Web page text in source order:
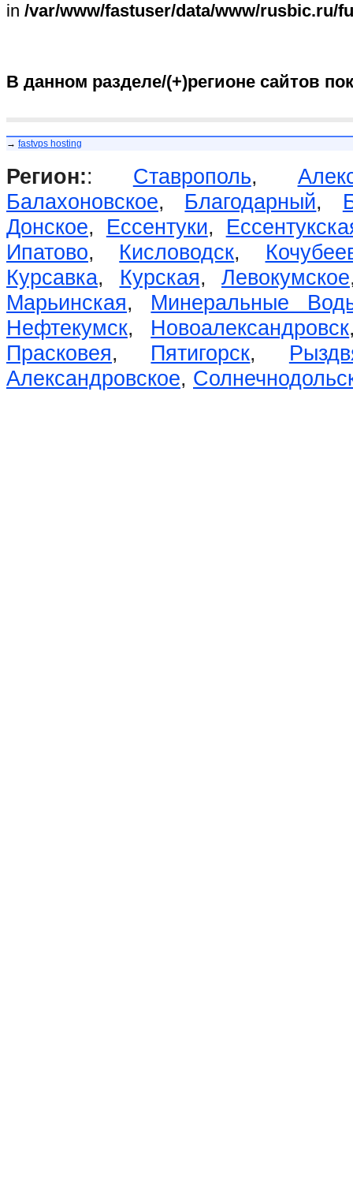
in /var/www/fastuser/data/www/rusbic.ru/
В данном разделе/(+)регионе сайтов
→ fastvps hosting
Регион:: Ставрополь,
Балахоновское, Благодарный,
Донское, Ессентуки,
Ипатово, Кисловодск,
Курсавка, Курская, Левокумское
Марьинская, Минеральные
Нефтекумск, Новоалександровск
Прасковея, Пятигорск,
Александровское,